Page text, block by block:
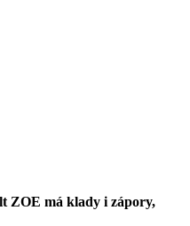
ZOE má klady i zápory,